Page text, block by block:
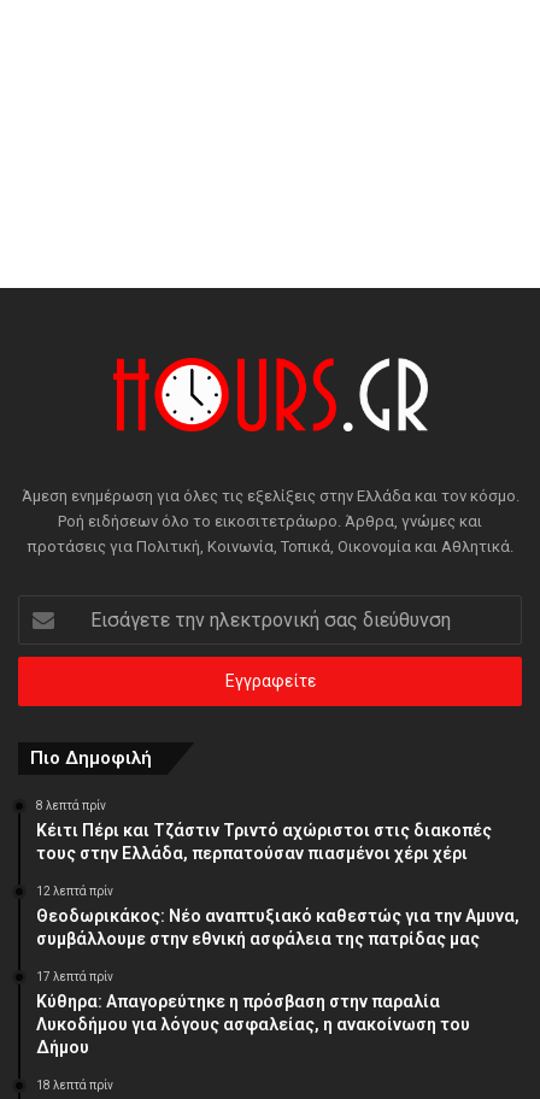
Άμεση ενημέρωση για όλες τις εξελίξεις στην Ελλάδα και τον κόσμο.
Ροή ειδήσεων όλο το εικοσιτετράωρο. Άρθρα, γνώμες και
προτάσεις για Πολιτική, Κοινωνία, Τοπικά, Οικονομία και Αθλητικά.
Εισάγετε
την
ηλεκτρονική
διεύθυνση
Πιο Δημοφιλή
8 λεπτά πρίν
Κέιτι Πέρι και Τζάστιν Τριντό αχώριστοι στις διακοπές
τους στην Ελλάδα, περπατούσαν πιασμένοι χέρι χέρι
12 λεπτά πρίν
Θεοδωρικάκος: Νέο αναπτυξιακό καθεστώς για την Αμυνα,
συμβάλλουμε στην εθνική ασφάλεια της πατρίδας μας
17 λεπτά πρίν
Κύθηρα: Απαγορεύτηκε η πρόσβαση στην παραλία
Λυκοδήμου για λόγους ασφαλείας, η ανακοίνωση του
Δήμου
18 λεπτά πρίν